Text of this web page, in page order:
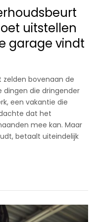
uitstellen
garage vindt
bovenaan de
dingen die dringender
een vakantie die
dat het
mee kan. Maar
betaalt uiteindelijk